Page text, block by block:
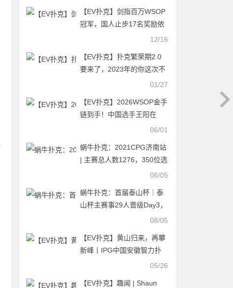
【EV扑克】剑指百万WSOP
冠军，国人止步17名奖励依
旧可观！寻找下一颗百万幸
12/16
【EV扑克】扑克繁荣期2.0
要来了，2023年的你这次不
01/27
【EV扑克】2026WSOP金手
链到手！中国选手王阳在
5000美元底池限注奥马哈锦
06/01
蜗牛扑克：2021CPG济南站
| 主赛总人数1276，350位选
06/05
蜗牛扑克：首届泰山杯｜泰
山杯主赛事29人晋级Day3，
08/05
【EV扑克】黄山归来，再攀
新峰丨IPG中国安徽智力扑
克大赛合肥站首演圆满落幕
05/26
【EV扑克】趣闻 | Shaun